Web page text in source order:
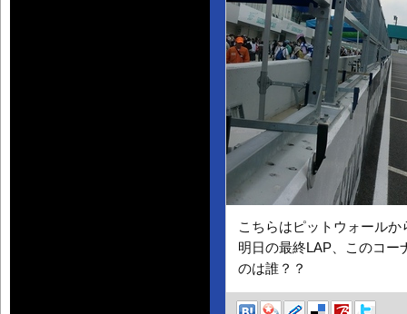
こちらはピットウォール
明日の最終LAP、このコー
のは誰？？